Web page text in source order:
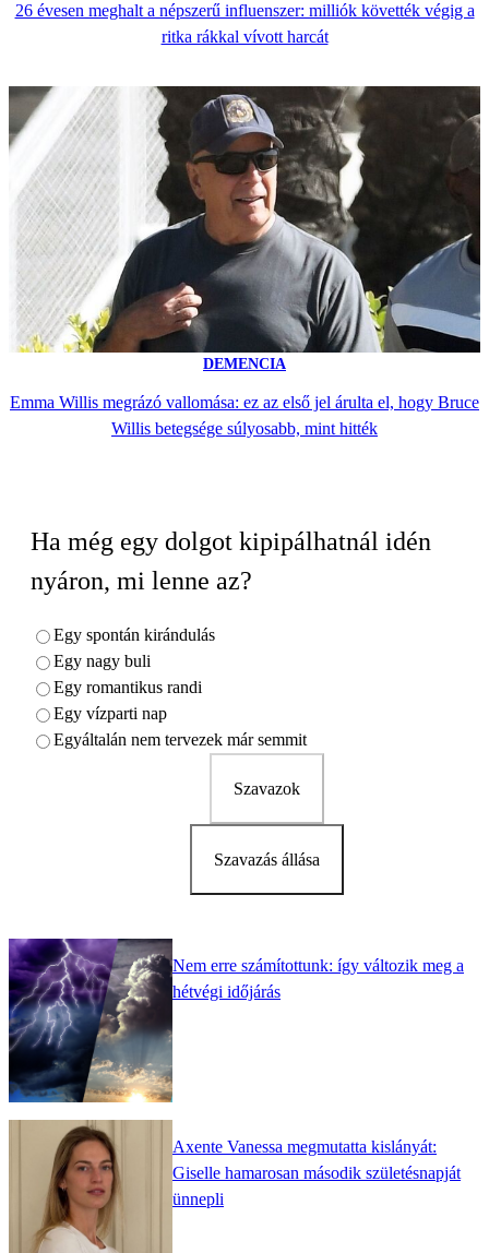
26 évesen meghalt a népszerű influenszer: milliók követték végig a
ritka rákkal vívott harcát
DEMENCIA
Emma Willis megrázó vallomása: ez az első jel árulta el, hogy Bruce
Willis betegsége súlyosabb, mint hitték
Ha még egy dolgot kipipálhatnál idén
nyáron, mi lenne az?
Egy spontán kirándulás
Egy nagy buli
Egy romantikus randi
Egy vízparti nap
Egyáltalán nem tervezek már semmit
Szavazok
Szavazás állása
Nem erre számítottunk: így változik meg a
hétvégi időjárás
Axente Vanessa megmutatta kislányát:
Giselle hamarosan második születésnapját
ünnepli